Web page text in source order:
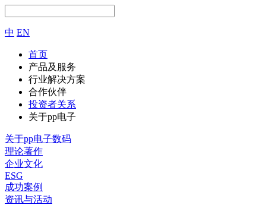
中 EN
首页
产品及服务
行业解决方案
合作伙伴
投资者关系
关于pp电子
关于pp电子数码
理论著作
企业文化
ESG
成功案例
资讯与活动